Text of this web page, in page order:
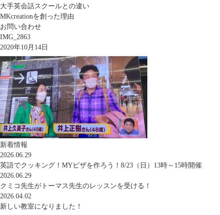
大手英会話スクールとの違い
MKcreationを創った理由
お問い合わせ
IMG_2863
2020年10月14日
新着情報
2026.06.29
英語でクッキング！MYピザを作ろう！8/23（日）13時～15時開催
2026.06.29
クミコ先生がトーマス先生のレッスンを受ける！
2026.04.02
新しい教室になりました！